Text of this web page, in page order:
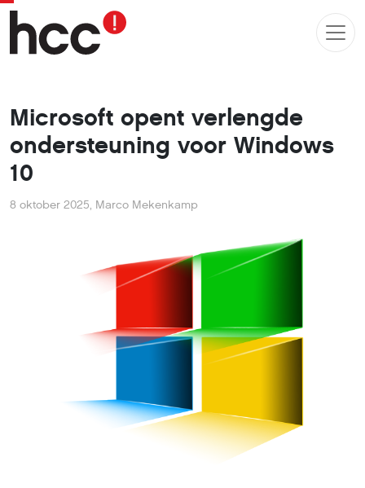
Microsoft opent verlengde
ondersteuning voor Windows
10
8 oktober 2025, Marco Mekenkamp